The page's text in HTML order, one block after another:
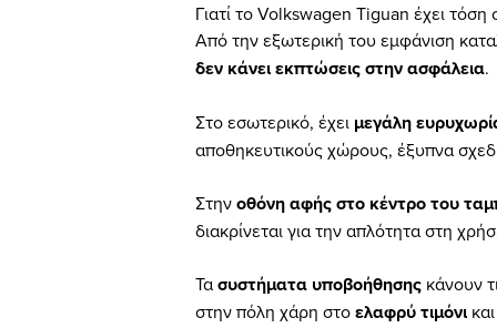
Γιατί το Volkswagen Tiguan έχει τόση
Από την εξωτερική του εμφάνιση
δεν κάνει εκπτώσεις στην ασφάλεια.
Στο εσωτερικό, έχει μεγάλη
αποθηκευτικούς χώρους, έξυπνα
Στηνοθόνη αφής στο κέντρο του
διακρίνεται για την απλότητα στη
Τασυστήματα υποβοήθησης κάνουν
στην πόλη χάρη στοελαφρύ τιμόνι